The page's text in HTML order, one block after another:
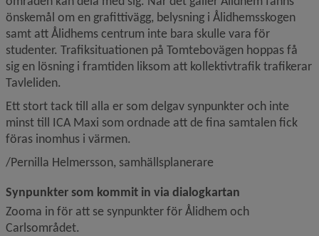
önskemål om en grafittivägg, belysning i Ålidhemsskogen
samt att Ålidhems centrum inte bara skulle vara för
studenter. Trafiksituationen på Tomtebovägen hoppas få
sig en lösning i framtiden liksom att kollektivtrafik trafikerar
Tavleliden.
Ett stort tack till alla er som delgav synpunkter och inte
minst till ICA Maxi som ordnade att de fina samtalen fick
föras inomhus i värmen.
/Pernilla Helmersson, samhällsplanerare
Synpunkter som kommit in via dialogkartan
Zooma in för att se synpunkter för Ålidhem och
Carlsområdet.